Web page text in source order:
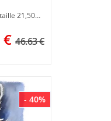
Toile autocollante imprimée taille 21,50 x 21,50 cm
€ 46.63 €
- 40%